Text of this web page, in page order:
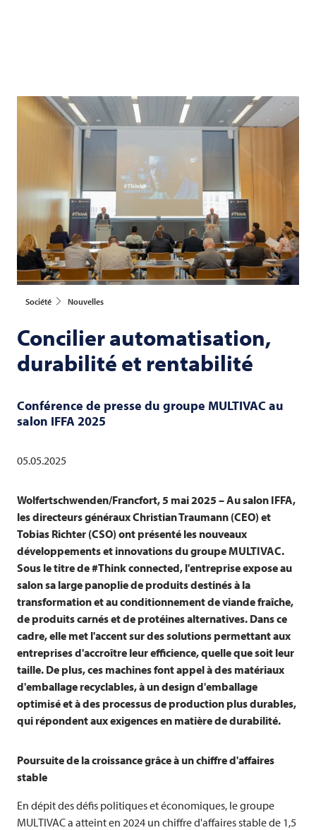
Société Nouvelles
Concilier automatisation,
durabilité et rentabilité
Conférence de presse du groupe MULTIVAC au
salon IFFA 2025
05.05.2025
Wolfertschwenden/Francfort, 5 mai 2025 – Au salon IFFA,
les directeurs généraux Christian Traumann (CEO) et
Tobias Richter (CSO) ont présenté les nouveaux
développements et innovations du groupe MULTIVAC.
Sous le titre de #Think connected, l'entreprise expose au
salon sa large panoplie de produits destinés à la
transformation et au conditionnement de viande fraîche,
de produits carnés et de protéines alternatives. Dans ce
cadre, elle met l'accent sur des solutions permettant aux
entreprises d'accroître leur efficience, quelle que soit leur
taille. De plus, ces machines font appel à des matériaux
d'emballage recyclables, à un design d'emballage
optimisé et à des processus de production plus durables,
qui répondent aux exigences en matière de durabilité.
Poursuite de la croissance grâce à un chiffre d'affaires
stable
En dépit des défis politiques et économiques, le groupe
MULTIVACa atteint en 2024 un chiffre d'affaires stable de 1,5